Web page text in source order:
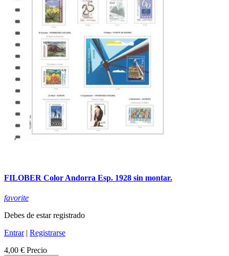
FILOBER Color Andorra Esp. 1928 sin montar.
favorite
Debes de estar registrado
Entrar| Registrarse
4,00 € Precio